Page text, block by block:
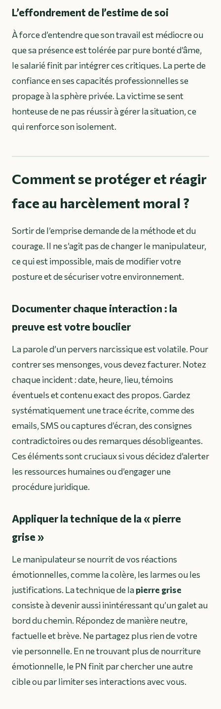
L’effondrement de l’estime de soi
À force d’entendre que son travail est médiocre ou
que sa présence est tolérée par pure bonté d’âme,
le salarié finit par intégrer ces critiques. La perte de
confiance en ses capacités professionnelles se
propage à la sphère privée. La victime se sent
honteuse de ne pas réussir à gérer la situation, ce
qui renforce son isolement.
Comment se protéger et réagir
face au harcèlement moral ?
Sortir de l’emprise demande de la méthode et du
courage. Il ne s’agit pas de changer le manipulateur,
ce qui est impossible, mais de modifier votre
posture et de sécuriser votre environnement.
Documenter chaque interaction : la
preuve est votre bouclier
La parole d’un pervers narcissique est volatile. Pour
contrer ses mensonges, vous devez facturer. Notez
chaque incident : date, heure, lieu, témoins
éventuels et contenu exact des propos. Gardez
systématiquement une trace écrite, comme des
emails, SMS ou captures d’écran, des consignes
contradictoires ou des remarques désobligeantes.
Ces éléments sont cruciaux si vous décidez d’alerter
les ressources humaines ou d’engager une
procédure juridique.
Appliquer la technique de la « pierre
grise »
Le manipulateur se nourrit de vos réactions
émotionnelles, comme la colère, les larmes ou les
justifications. La technique de lapierre grise
consiste à devenir aussi inintéressant qu’un galet au
bord du chemin. Répondez de manière neutre,
factuelle et brève. Ne partagez plus rien de votre
vie personnelle. En ne trouvant plus de nourriture
émotionnelle, le PN finit par chercher une autre
cible ou par limiter ses interactions avec vous.